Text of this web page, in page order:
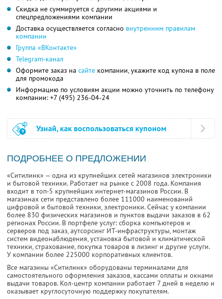
Скидка не суммируется с другими акциями и
спецпредложениями компании
Доставка осуществляется согласно внутренним правилам
компании
Группа «ВКонтакте»
Telegram-канал
Оформите заказ на сайте компании, укажите код купона в поле
для промокода
Информацию по условиям акции можно уточнить по телефону
компании: +7 (495) 236-04-24
Узнай, как воспользоваться купоном
ПОДРОБНЕЕ О ПРЕДЛОЖЕНИИ
«Ситилинк» — одна из крупнейших сетей магазинов электроники
и бытовой техники. Работает на рынке с 2008 года. Компания
входит в топ-5 крупнейших интернет-магазинов России. В
магазинах сети представлено более 111000 наименований
цифровой и бытовой техники, электроники. Сейчас у компании
более 830 физических магазинов и пунктов выдачи заказов в 62
регионах России. В портфеле услуг: сборка компьютеров и
серверов под заказ, аутсорсинг ИТ-инфраструктуры, монтаж
систем видеонаблюдения, установка бытовой и климатической
техники, страхование, покупка товаров в лизинг и другие услуги.
У компании более 225000 корпоративных клиентов.
Все магазины «Ситилинк» оборудованы терминалами для
самостоятельного оформления заказов, кассами оплаты и окнами
выдачи товаров. Кол-центр компании работает 7 дней в неделю и
оказывает круглосуточную поддержку покупателям.